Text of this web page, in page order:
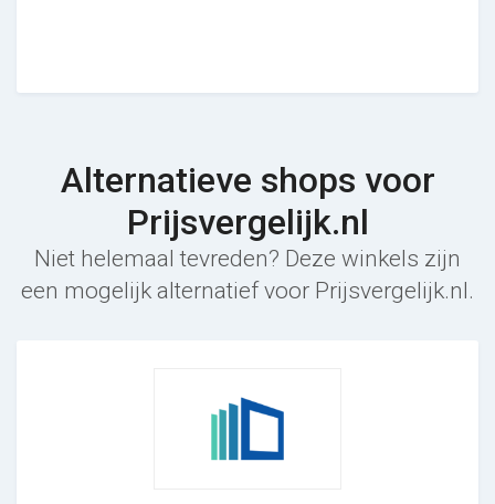
Alternatieve shops voor
Prijsvergelijk.nl
Niet helemaal tevreden? Deze winkels zijn
een mogelijk alternatief voor Prijsvergelijk.nl.